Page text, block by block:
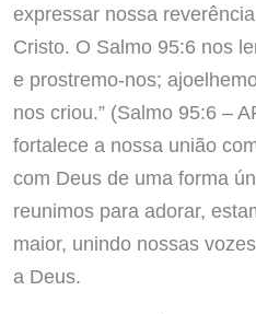
expressar nossa
Cristo. O Salmo 95:6 nos
e prostremo-nos;
nos criou.” (Salmo 95:6 –
fortalece a nossa união
com Deus de uma forma
reunimos para adorar,
maior, unindo nossas
a Deus.